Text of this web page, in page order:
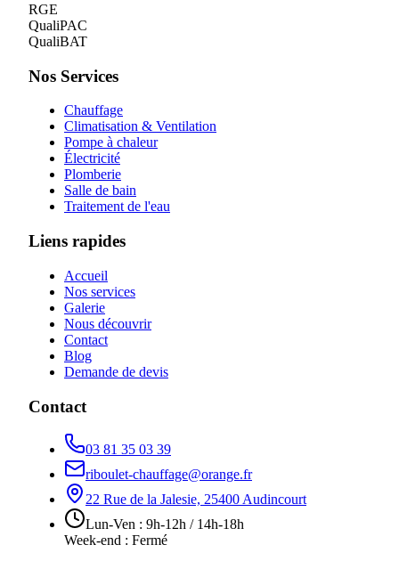
RGE
QualiPAC
QualiBAT
Nos Services
Chauffage
Climatisation & Ventilation
Pompe à chaleur
Électricité
Plomberie
Salle de bain
Traitement de l'eau
Liens rapides
Accueil
Nos services
Galerie
Nous découvrir
Contact
Blog
Demande de devis
Contact
03 81 35 03 39
riboulet-chauffage@orange.fr
22 Rue de la Jalesie, 25400 Audincourt
Lun-Ven : 9h-12h / 14h-18h
Week-end : Fermé